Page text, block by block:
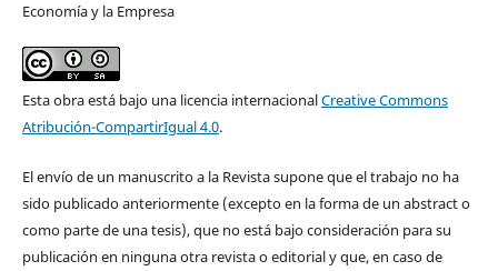
Economía y la Empresa
Esta obra está bajo una licencia internacionalCreative Commons
Atribución-CompartirIgual 4.0.
El envío de un manuscrito a la Revista supone que el trabajo no ha
sido publicado anteriormente (excepto en la forma de un abstract o
como parte de una tesis), que no está bajo consideración para su
publicación en ninguna otra revista o editorial y que, en caso de